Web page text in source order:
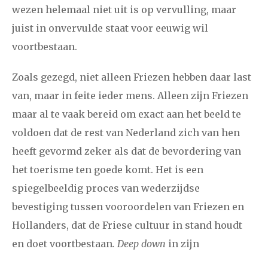
wezen helemaal niet uit is op vervulling, maar
juist in onvervulde staat voor eeuwig wil
voortbestaan.
Zoals gezegd, niet alleen Friezen hebben daar last
van, maar in feite ieder mens. Alleen zijn Friezen
maar al te vaak bereid om exact aan het beeld te
voldoen dat de rest van Nederland zich van hen
heeft gevormd zeker als dat de bevordering van
het toerisme ten goede komt. Het is een
spiegelbeeldig proces van wederzijdse
bevestiging tussen vooroordelen van Friezen en
Hollanders, dat de Friese cultuur in stand houdt
en doet voortbestaan. Deep down in zijn